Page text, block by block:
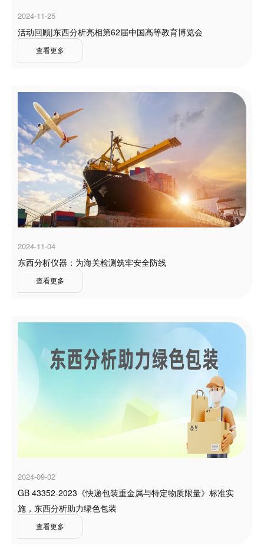
2024-11-25
活动回顾|东西分析亮相第62届中国高等教育博览会
查看更多
2024-11-04
东西分析仪器：为海关检测筑牢安全防线
查看更多
2024-09-02
GB 43352-2023《快递包装重金属与特定物质限量》标准实
施，东西分析助力绿色包装
查看更多